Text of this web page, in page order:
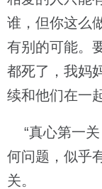
谁，但你这么
有别的可能。
都死了，我妈
续和他们在一
“真心第一关
何问题，似乎
关。